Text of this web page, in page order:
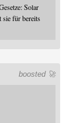
Solar
für bereits
boosted 🚀